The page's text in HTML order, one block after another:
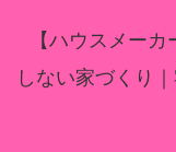
【ハウスメー
しない家づくり